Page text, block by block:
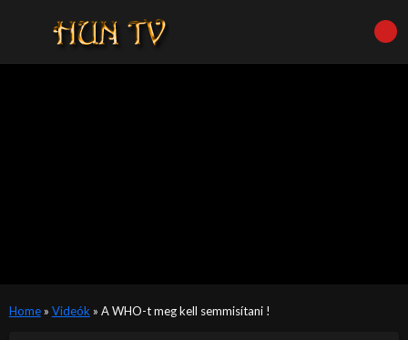
Home» Videók » A WHO-t meg kell semmisítani !